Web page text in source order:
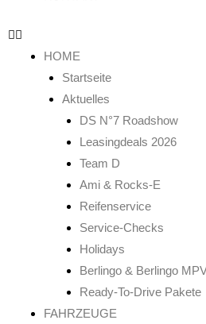
HOME
Startseite
Aktuelles
DS N°7 Roadshow
Leasingdeals 2026
Team D
Ami & Rocks-E
Reifenservice
Service-Checks
Holidays
Berlingo & Berlingo
Ready-To-Drive Pakete
FAHRZEUGE